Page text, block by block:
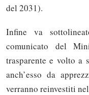
del 2031).
Infine va
comunicato del
trasparente e volto a
anch’esso da
verranno reinvestiti